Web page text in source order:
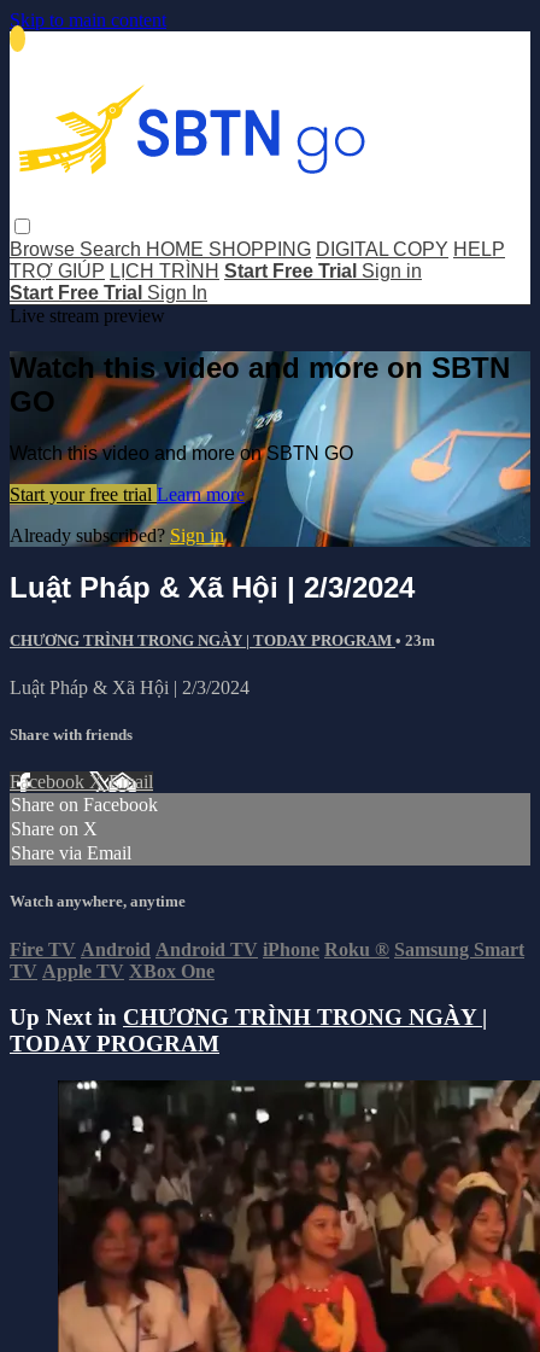
Skip to main content
Browse Search HOME SHOPPING DIGITAL COPY HELP
TRỢ GIÚP LỊCH TRÌNH Start Free Trial Sign in
Start Free Trial Sign In
Live stream preview
Watch this video and more on SBTN
GO
Watch this video and more on SBTN GO
Start your free trial Learn more
Already subscribed? Sign in
Luật Pháp & Xã Hội | 2/3/2024
CHƯƠNG TRÌNH TRONG NGÀY | TODAY PROGRAM • 23m
Luật Pháp & Xã Hội | 2/3/2024
Share with friends
Facebook XEmail
Share on Facebook
Share on X
Share via Email
Watch anywhere, anytime
Fire TV Android Android TV iPhone Roku ® Samsung Smart
TV Apple TV XBox One
Up Next in CHƯƠNG TRÌNH TRONG NGÀY |
TODAY PROGRAM